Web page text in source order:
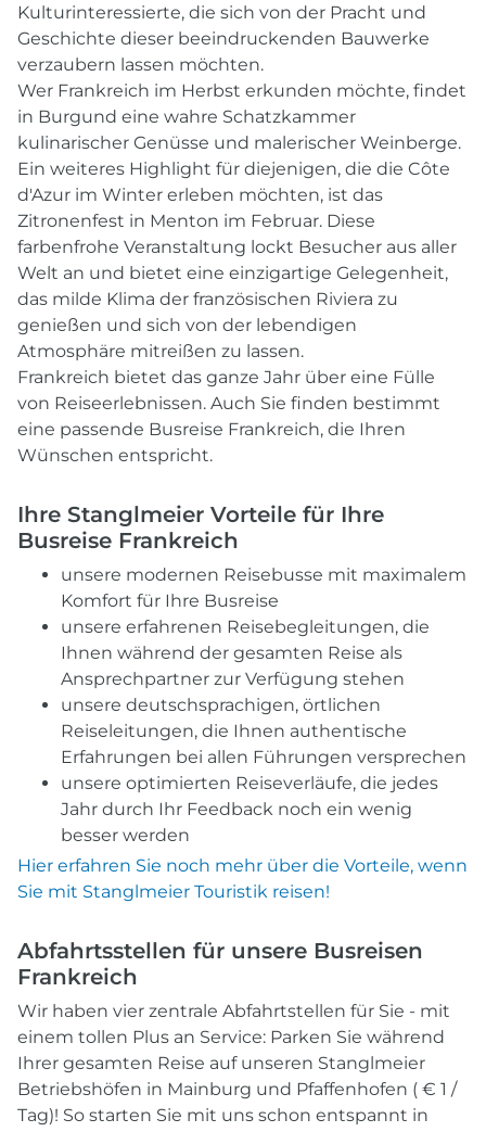
Kulturinteressierte, die sich von der Pracht und
Geschichte dieser beeindruckenden Bauwerke
verzaubern lassen möchten.
Wer Frankreich im Herbst erkunden möchte, findet
in Burgund eine wahre Schatzkammer
kulinarischer Genüsse und malerischer Weinberge.
Ein weiteres Highlight für diejenigen, die die Côte
d'Azur im Winter erleben möchten, ist das
Zitronenfest in Menton im Februar. Diese
farbenfrohe Veranstaltung lockt Besucher aus aller
Welt an und bietet eine einzigartige Gelegenheit,
das milde Klima der französischen Riviera zu
genießen und sich von der lebendigen
Atmosphäre mitreißen zu lassen.
Frankreich bietet das ganze Jahr über eine Fülle
von Reiseerlebnissen. Auch Sie finden bestimmt
eine passende Busreise Frankreich, die Ihren
Wünschen entspricht.
Ihre Stanglmeier Vorteile für Ihre
Busreise Frankreich
unsere modernen Reisebusse mit maximalem
Komfort für Ihre Busreise
unsere erfahrenen Reisebegleitungen, die
Ihnen während der gesamten Reise als
Ansprechpartner zur Verfügung stehen
unsere deutschsprachigen, örtlichen
Reiseleitungen, die Ihnen authentische
Erfahrungen bei allen Führungen versprechen
unsere optimierten Reiseverläufe, die jedes
Jahr durch Ihr Feedback noch ein wenig
besser werden
Hier erfahren Sie noch mehr über die Vorteile, wenn
Sie mit Stanglmeier Touristik reisen!
Abfahrtsstellen für unsere Busreisen
Frankreich
Wir haben vier zentrale Abfahrtstellen für Sie - mit
einem tollen Plus an Service: Parken Sie während
Ihrer gesamten Reise auf unseren Stanglmeier
Betriebshöfen in Mainburg und Pfaffenhofen ( € 1 /
Tag)! So starten Sie mit uns schon entspannt in